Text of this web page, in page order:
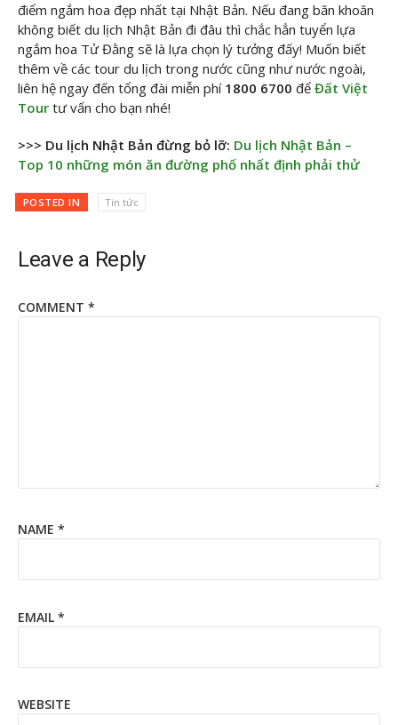
điểm ngắm hoa đẹp nhất tại Nhật Bản. Nếu đang băn khoăn
không biết du lịch Nhật Bản đi đâu thì chắc hẳn tuyển lựa
ngắm hoa Tử Đằng sẽ là lựa chọn lý tưởng đấy! Muốn biết
thêm về các tour du lịch trong nước cũng như nước ngoài,
liên hệ ngay đến tổng đài miễn phí 1800 6700 để Đất Việt
Tour tư vấn cho bạn nhé!
>>> Du lịch Nhật Bản đừng bỏ lỡ: Du lịch Nhật Bản –
Top 10 những món ăn đường phố nhất định phải thử
POSTED IN Tin tức
Leave a Reply
COMMENT *
NAME *
EMAIL *
WEBSITE